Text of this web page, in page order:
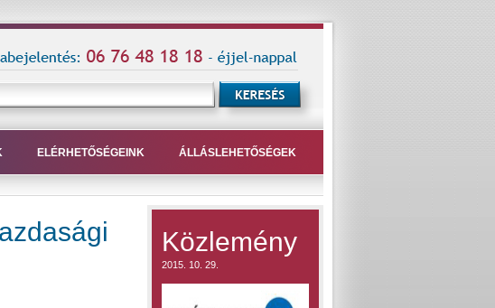
ELÉRHETŐSÉGEINK ÁLLÁSLEHETŐSÉGEK
Közlemény
2015. 10. 29.